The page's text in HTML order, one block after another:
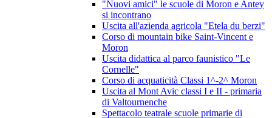
"Nuovi amici" le scuole di Moron e Antey
si incontrano
Uscita all'azienda agricola "Etela du berzi"
Corso di mountain bike Saint-Vincent e
Moron
Uscita didattica al parco faunistico "Le
Cornelle"
Corso di acquaticità Classi 1^-2^ Moron
Uscita al Mont Avic classi I e II - primaria
di Valtournenche
Spettacolo teatrale scuole primarie di